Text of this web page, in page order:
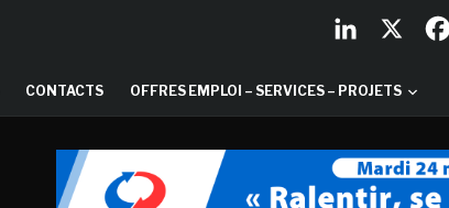
CONTACTS OFFRES EMPLOI – SERVICES – PROJETS